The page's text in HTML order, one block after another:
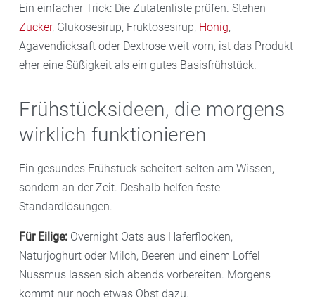
Ein einfacher Trick: Die Zutatenliste prüfen. Stehen
Zucker, Glukosesirup, Fruktosesirup, Honig,
Agavendicksaft oder Dextrose weit vorn, ist das Produkt
eher eine Süßigkeit als ein gutes Basisfrühstück.
Frühstücksideen, die morgens
wirklich funktionieren
Ein gesundes Frühstück scheitert selten am Wissen,
sondern an der Zeit. Deshalb helfen feste
Standardlösungen.
Für Eilige: Overnight Oats aus Haferflocken,
Naturjoghurt oder Milch, Beeren und einem Löffel
Nussmus lassen sich abends vorbereiten. Morgens
kommt nur noch etwas Obst dazu.